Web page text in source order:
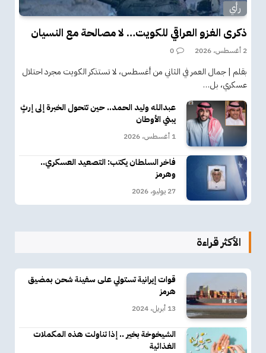
رأي
ذكرى الغزو العراقي للكويت… لا مصالحة مع النسيان
2 أغسطس، 2026 0
بقلم | جمال العمر في الثاني من أغسطس، لا تستذكر الكويت مجرد احتلال
عسكري، بل…
عبدالله وليد الحمد.. حين تتحول الخبرة إلى إرثٍ
يبني الأوطان
1 أغسطس، 2026
فاخر السلطان يكتب: التصعيد العسكري..
وهرمز
27 يوليو، 2026
الأكثر قراءة
قوات إيرانية تستولي على سفينة شحن بمضيق
هرمز
13 أبريل، 2024
الشيخوخة بخير .. إذا تناولت هذه المكملات
الغذائية